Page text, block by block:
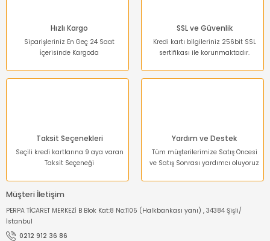
Hızlı Kargo
Siparişleriniz En Geç 24 Saat
İçerisinde Kargoda
SSL ve Güvenlik
Kredi kartı bilgileriniz 256bit SSL
sertifikası ile korunmaktadır.
Taksit Seçenekleri
Seçili kredi kartlarına 9 aya varan
Taksit Seçeneği
Yardım ve Destek
Tüm müşterilerimize Satış Öncesi
ve Satış Sonrası yardımcı oluyoruz
Müşteri İletişim
PERPA TİCARET MERKEZİ B Blok Kat:8 No:1105 (Halkbankası yanı) , 34384 Şişli/
İstanbul
0212 912 36 86